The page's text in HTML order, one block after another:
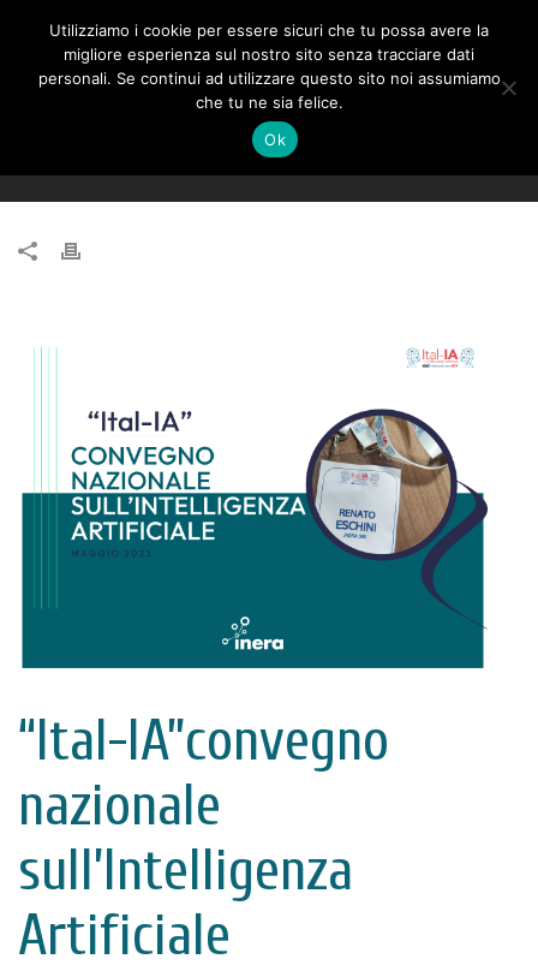
“ITAL-IA”, CONVEGNO NAZIONALE CINI
SULL’INTELLIGENZA ARTIFICIALE
“Ital-IA”convegno
nazionale
sull’Intelligenza
Artificiale
Utilizziamo i cookie per essere sicuri che tu possa avere la
migliore esperienza sul nostro sito senza tracciare dati
personali. Se continui ad utilizzare questo sito noi assumiamo
che tu ne sia felice.
Ok